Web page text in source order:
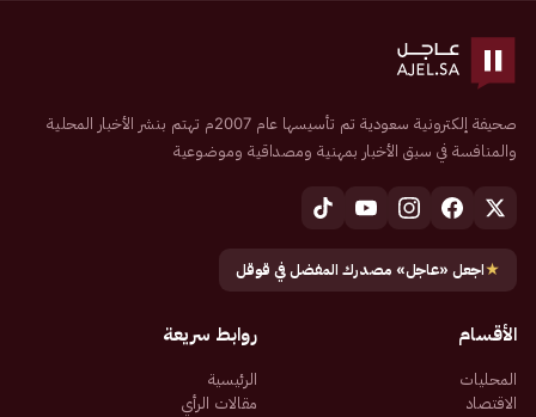
صحيفة إلكترونية سعودية تم تأسيسها عام 2007م تهتم بنشر الأخبار المحلية
والمنافسة في سبق الأخبار بمهنية ومصداقية وموضوعية
★اجعل «عاجل» مصدرك المفضل في قوقل
الأقسام
المحليات
الاقتصاد
روابط سريعة
الرئيسية
مقالات الرأي